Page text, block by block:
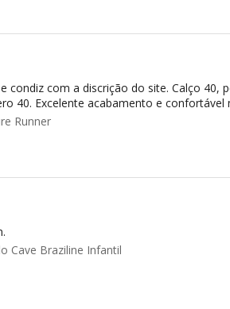
condiz com a discrição do site. Calço 40,
40. Excelente acabamento e
Runner
Cave Braziline Infantil